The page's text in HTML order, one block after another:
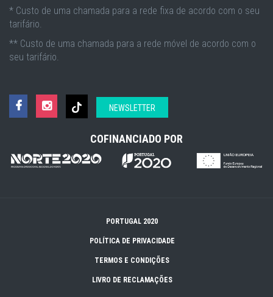
* Custo de uma chamada para a rede fixa de acordo com o seu
tarifário.
** Custo de uma chamada para a rede móvel de acordo com o
seu tarifário.
NEWSLETTER
COFINANCIADO POR
PORTUGAL 2020
POLÍTICA DE PRIVACIDADE
TERMOS E CONDIÇÕES
LIVRO DE RECLAMAÇÕES